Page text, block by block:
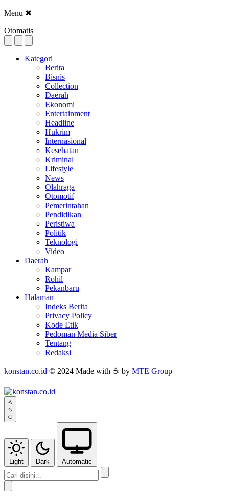
Menu ✖
Otomatis
Kategori
Berita
Bisnis
Collection
Daerah
Ekonomi
Entertainment
Headline
Hukrim
Internasional
Kesehatan
Kriminal
Lifestyle
News
Olahraga
Otomotif
Pemerintahan
Pendidikan
Peristiwa
Politik
Teknologi
Video
Daerah
Kampar
Rohil
Pekanbaru
Halaman
Indeks Berita
Privacy Policy
Kode Etik
Pedoman Media Siber
Tentang
Redaksi
konstan.co.id © 2024 Made with ☕ by MTE Group
Light Dark Automatic